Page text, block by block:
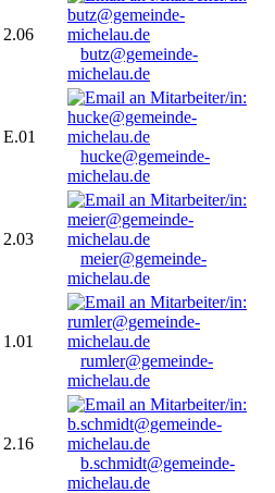
2.06
butz@gemeinde-
michelau.de
E.01
hucke@gemeinde-
michelau.de
2.03
meier@gemeinde-
michelau.de
1.01
rumler@gemeinde-
michelau.de
2.16
b.schmidt@gemeinde-
michelau.de